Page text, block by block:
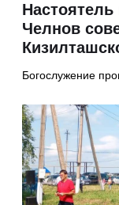
Челнов
Богослужение